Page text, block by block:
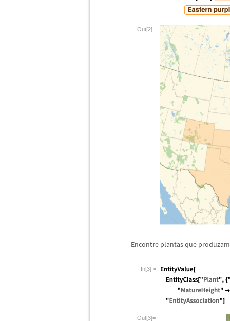
Out[2]=
Encontre plantas que
In[3]:=
Out[3]=